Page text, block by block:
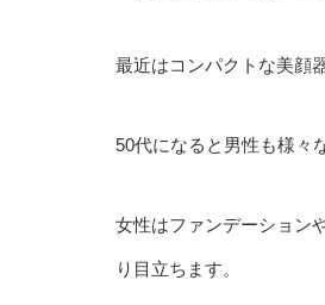
最近はコンパクトな美顔
50代になると男性も様々
女性はファンデーション
り目立ちます。